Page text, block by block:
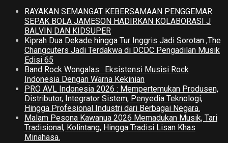
RAYAKAN SEMANGAT KEBERSAMAAN PENGGEMAR
SEPAK BOLA JAMESON HADIRKAN KOLABORASI J
BALVIN DAN KIDSUPER
Kiprah Dua Dekade hingga Tur Inggris Jadi Sorotan ,The
Changcuters Jadi Terdakwa di DCDC Pengadilan Musik
Edisi 65
Band Rock Wongalas : Eksistensi Musisi Rock
Indonesia Dengan Warna Kekinian
PRO AVL Indonesia 2026 : Mempertemukan Produsen,
Distributor, Integrator Sistem, Penyedia Teknologi,
Hingga Profesional Industri dari Berbagai Negara.
Malam Pesona Kawanua 2026 Memadukan Musik, Tari
Tradisional, Kolintang, Hingga Tradisi Lisan Khas
Minahasa.